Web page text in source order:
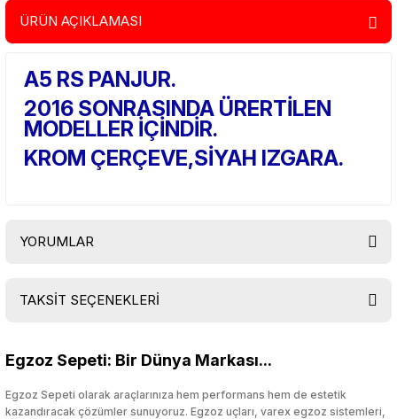
ÜRÜN AÇIKLAMASI
A5 RS PANJUR.
2016 SONRASINDA ÜRERTİLEN
MODELLER İÇİNDİR.
KROM ÇERÇEVE,SİYAH IZGARA.
YORUMLAR
TAKSİT SEÇENEKLERİ
Egzoz Sepeti: Bir Dünya Markası...
Egzoz Sepeti olarak araçlarınıza hem performans hem de estetik
kazandıracak çözümler sunuyoruz. Egzoz uçları, varex egzoz sistemleri,